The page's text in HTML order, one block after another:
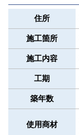
住所
施工箇所
施工内容
工期
築年数
使用商材